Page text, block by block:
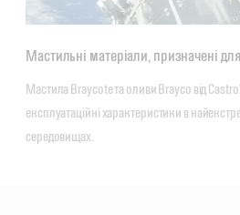
Мастильні матеріали, призначені
Мастила Braycote та оливи Brayco від
експлуатаційні характеристики в
середовищах.